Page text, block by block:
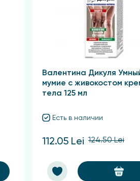
Валентина Дикуля
мумие с живокостом
тела 125 мл
Есть в наличии
112.05 Lei 124.50 Lei